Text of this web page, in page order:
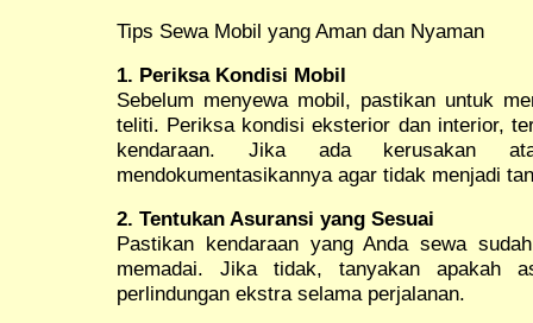
Tips Sewa Mobil yang Aman dan Nyaman
1. Periksa Kondisi Mobil
Sebelum menyewa mobil, pastikan untuk
teliti. Periksa kondisi eksterior dan interior,
kendaraan. Jika ada kerusakan
mendokumentasikannya agar tidak menjadi
2. Tentukan Asuransi yang Sesuai
Pastikan kendaraan yang Anda sewa
memadai. Jika tidak, tanyakan apakah
perlindungan ekstra selama perjalanan.